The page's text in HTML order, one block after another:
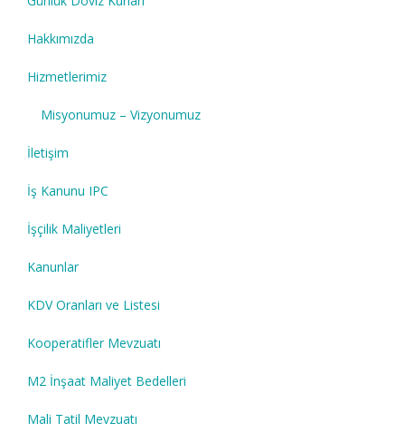
Hakkımızda
Hizmetlerimiz
Misyonumuz – Vizyonumuz
İletişim
İş Kanunu IPC
İşçilik Maliyetleri
Kanunlar
KDV Oranları ve Listesi
Kooperatifler Mevzuatı
M2 İnşaat Maliyet Bedelleri
Mali Tatil Mevzuatı